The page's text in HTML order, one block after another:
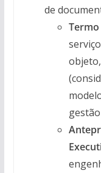
de
Termo